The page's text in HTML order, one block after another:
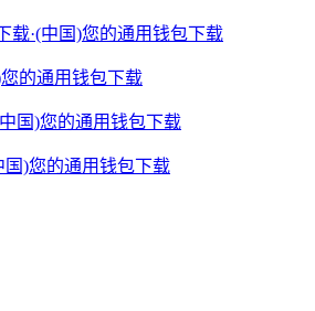
载·(中国)您的通用钱包下载
您的通用钱包下载
国)您的通用钱包下载
国)您的通用钱包下载